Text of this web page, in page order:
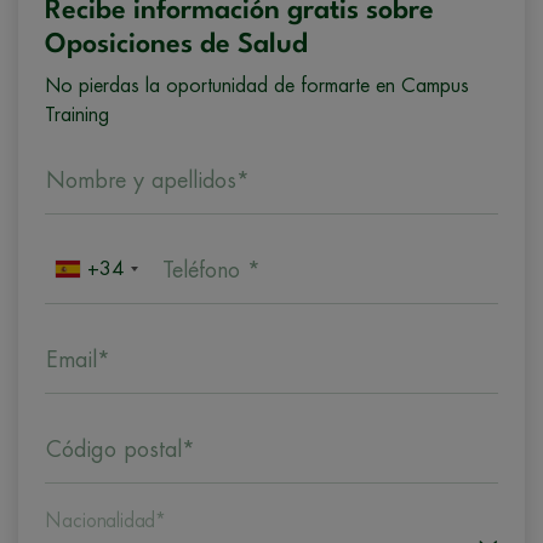
Recibe información gratis sobre
Oposiciones de Salud
No pierdas la oportunidad de formarte en Campus
Training
Nombre y apellidos*
+34 Teléfono *
Email*
Código postal*
Nacionalidad*